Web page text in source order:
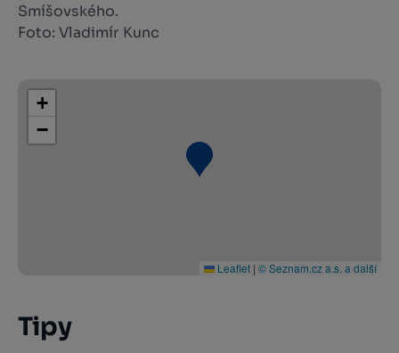
Smíšovského.
Foto: Vladimír Kunc
+
−
Leaflet | © Seznam.cz a.s. a další
Tipy